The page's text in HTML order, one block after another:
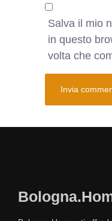
Salva il mio
in questo
volta che